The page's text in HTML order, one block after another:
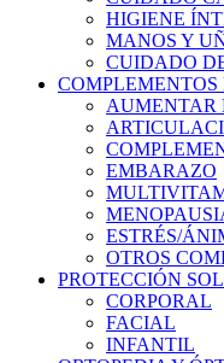
HIGIENE
MANOS Y
CUIDADO
AUMENTAR
EMBARAZO
ESTRÉS/
OTROS
PROTECCIÓN
CORPORAL
FACIAL
INFANTIL